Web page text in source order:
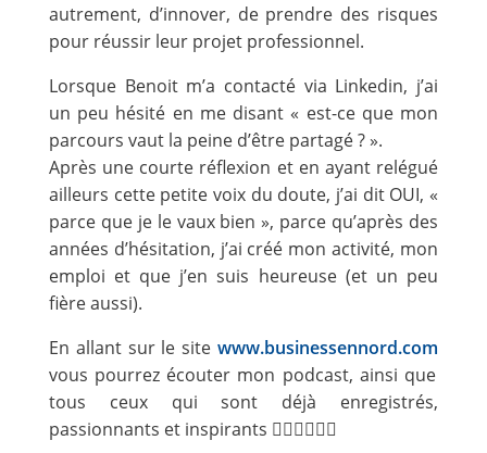
autrement, d’innover, de prendre des risques
pour réussir leur projet professionnel.
Lorsque Benoit m’a contacté via Linkedin, j’ai
un peu hésité en me disant « est-ce que mon
parcours vaut la peine d’être partagé ? ».
Après une courte réflexion et en ayant relégué
ailleurs cette petite voix du doute, j’ai dit OUI, «
parce que je le vaux bien », parce qu’après des
années d’hésitation, j’ai créé mon activité, mon
emploi et que j’en suis heureuse (et un peu
fière aussi).
En allant sur le sitewww.businessennord.com
vous pourrez écouter mon podcast, ainsi que
tous ceux qui sont déjà enregistrés,
passionnants et inspirants 👍🏻👍🏻👍🏻